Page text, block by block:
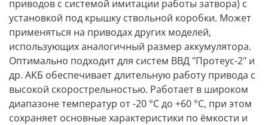
приводов с системой имитации работы затвора) с
установкой под крышку ствольной коробки. Может
применяться на приводах других моделей,
использующих аналогичный размер аккумулятора.
Оптимально подходит для систем ВВД "Протеус-2" и
др. АКБ обеспечивает длительную работу привода с
высокой скорострельностью. Работает в широком
диапазоне температур от -20 °С до +60 °С, при этом
сохраняет основные характеристики по ёмкости и